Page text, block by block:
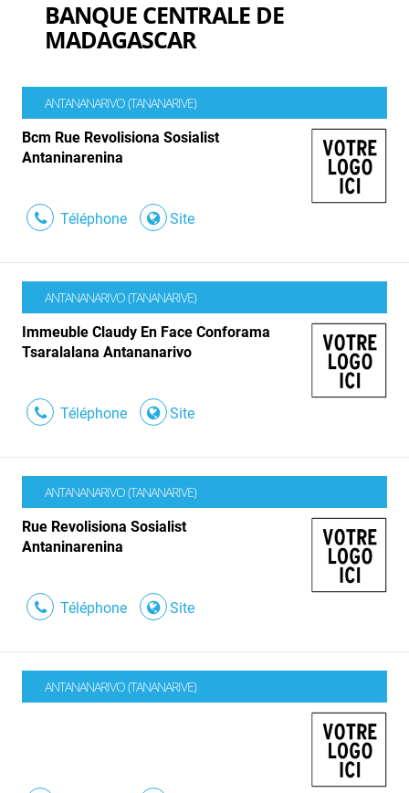
BANQUE CENTRALE DE
MADAGASCAR
ANTANANARIVO (TANANARIVE)
Bcm Rue Revolisiona Sosialist
Antaninarenina
Téléphone Site
ANTANANARIVO (TANANARIVE)
Immeuble Claudy En Face Conforama
Tsaralalana Antananarivo
Téléphone Site
ANTANANARIVO (TANANARIVE)
Rue Revolisiona Sosialist
Antaninarenina
Téléphone Site
ANTANANARIVO (TANANARIVE)